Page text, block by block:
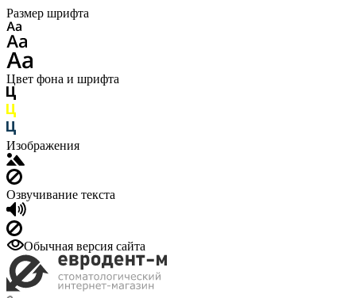
Размер шрифта
Цвет фона и шрифта
Изображения
Озвучивание текста
Обычная версия сайта